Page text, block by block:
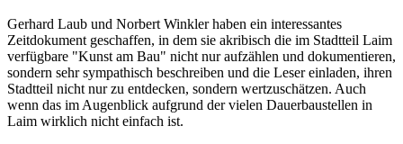
Gerhard Laub und Norbert Winkler haben ein interessantes
Zeitdokument geschaffen, in dem sie akribisch die im Stadtteil Laim
verfügbare "Kunst am Bau" nicht nur aufzählen und dokumentieren,
sondern sehr sympathisch beschreiben und die Leser einladen, ihren
Stadtteil nicht nur zu entdecken, sondern wertzuschätzen. Auch
wenn das im Augenblick aufgrund der vielen Dauerbaustellen in
Laim wirklich nicht einfach ist.